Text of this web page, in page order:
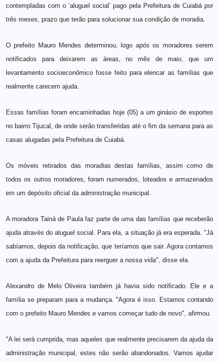
contempladas com o ‘aluguel social’ pago pela Prefeitura de Cuiabá por
três meses, prazo que terão para solucionar sua condição de moradia.
O prefeito Mauro Mendes determinou, logo após os moradores serem
notificados para deixarem as áreas, no mês de maio, que um
levantamento socioeconômico fosse feito para elencar as famílias que
realmente carecem ajuda.
Essas famílias foram encaminhadas hoje (05) a um ginásio de esportes
no bairro Tijucal, de onde serão transferidas até o fim da semana para as
casas alugadas pela Prefeitura de Cuiabá.
Os móveis retirados das moradias destas famílias, assim como de
todos os outros moradores, foram numerados, loteados e armazenados
em um depósito oficial da administração municipal.
A moradora Tainá de Paula faz parte de uma das famílias que receberão
ajuda através do aluguel social. Para ela, a situação já era esperada. "Já
sabíamos, depois da notificação, que teríamos que sair. Agora contamos
com a ajuda da Prefeitura para reerguer a nossa vida", disse ela.
Alexandro de Melo Oliveira também já havia sido notificado. Ele e a
família se preparam para a mudança. "Agora é isso. Estamos contando
com o prefeito Mauro Mendes e vamos começar tudo de novo", afirmou.
"A lei será cumprida, mas aqueles que realmente precisarem da ajuda da
administração municipal, estes não serão abandonados. Vamos ajudar